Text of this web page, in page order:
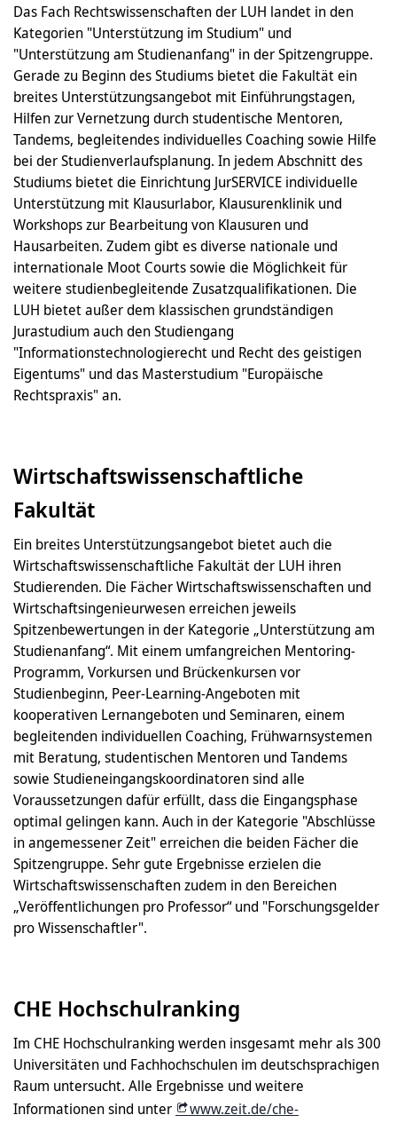
Das Fach Rechtswissenschaften der LUH landet in den
Kategorien "Unterstützung im Studium" und
"Unterstützung am Studienanfang" in der Spitzengruppe.
Gerade zu Beginn des Studiums bietet die Fakultät ein
breites Unterstützungsangebot mit Einführungstagen,
Hilfen zur Vernetzung durch studentische Mentoren,
Tandems, begleitendes individuelles Coaching sowie Hilfe
bei der Studienverlaufsplanung. In jedem Abschnitt des
Studiums bietet die Einrichtung JurSERVICE individuelle
Unterstützung mit Klausurlabor, Klausurenklinik und
Workshops zur Bearbeitung von Klausuren und
Hausarbeiten. Zudem gibt es diverse nationale und
internationale Moot Courts sowie die Möglichkeit für
weitere studienbegleitende Zusatzqualifikationen. Die
LUH bietet außer dem klassischen grundständigen
Jurastudium auch den Studiengang
"Informationstechnologierecht und Recht des geistigen
Eigentums" und das Masterstudium "Europäische
Rechtspraxis" an.
Wirtschaftswissenschaftliche
Fakultät
Ein breites Unterstützungsangebot bietet auch die
Wirtschaftswissenschaftliche Fakultät der LUH ihren
Studierenden. Die Fächer Wirtschaftswissenschaften und
Wirtschaftsingenieurwesen erreichen jeweils
Spitzenbewertungen in der Kategorie „Unterstützung am
Studienanfang“. Mit einem umfangreichen Mentoring-
Programm, Vorkursen und Brückenkursen vor
Studienbeginn, Peer-Learning-Angeboten mit
kooperativen Lernangeboten und Seminaren, einem
begleitenden individuellen Coaching, Frühwarnsystemen
mit Beratung, studentischen Mentoren und Tandems
sowie Studieneingangskoordinatoren sind alle
Voraussetzungen dafür erfüllt, dass die Eingangsphase
optimal gelingen kann. Auch in der Kategorie "Abschlüsse
in angemessener Zeit" erreichen die beiden Fächer die
Spitzengruppe. Sehr gute Ergebnisse erzielen die
Wirtschaftswissenschaften zudem in den Bereichen
„Veröffentlichungen pro Professor“ und "Forschungsgelder
pro Wissenschaftler".
CHE Hochschulranking
Im CHE Hochschulranking werden insgesamt mehr als 300
Universitäten und Fachhochschulen im deutschsprachigen
Raum untersucht. Alle Ergebnisse und weitere
Informationen sind unter
www.zeit.de/che-